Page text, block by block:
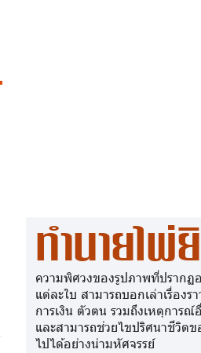
ทำนายไพ่
ความพิศวงของรูปภาพที่ปราก
แต่ละใบ สามารถบอกเล่าเรื่องร
การเงิน ตัวตน รวมถึงเหตุการ
และสามารถช่วยไขปริศนาชีวิต
ไปได้อย่างน่ามหัศจรรย์